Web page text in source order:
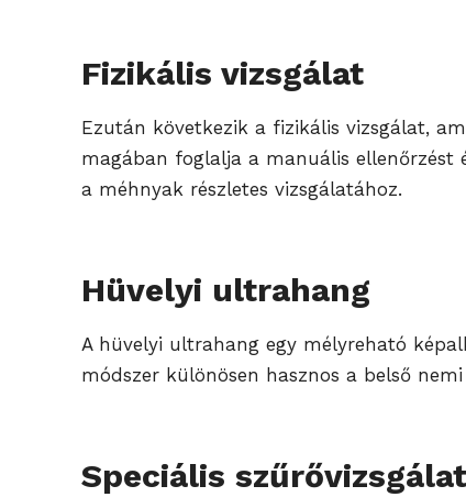
Fizikális vizsgálat
Ezután következik a fizikális vizsgálat,
magában foglalja a manuális ellenőrzést
a méhnyak részletes vizsgálatához.
Hüvelyi ultrahang
A hüvelyi ultrahang egy mélyreható
módszer különösen hasznos a belső
Speciális